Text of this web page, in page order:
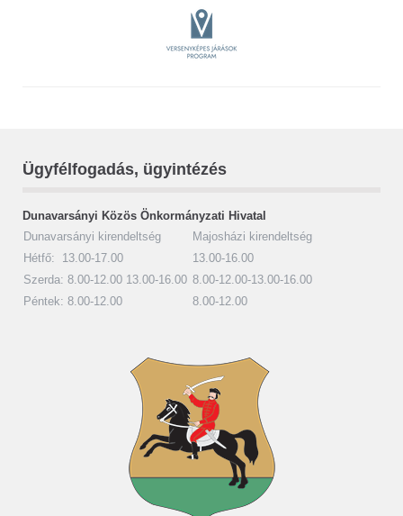
Ügyfélfogadás, ügyintézés
Dunavarsányi Közös Önkormányzati Hivatal
Dunavarsányi kirendeltség
Majosházi kirendeltség
Hétfő: 13.00-17.00
13.00-16.00
Szerda: 8.00-12.00 13.00-16.00 8.00-12.00-13.00-16.00
Péntek: 8.00-12.00
8.00-12.00